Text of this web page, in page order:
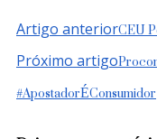
Navegação
de
post
Artigo anteriorCEU
Próximo artigo
#ApostadorÉConsumidor